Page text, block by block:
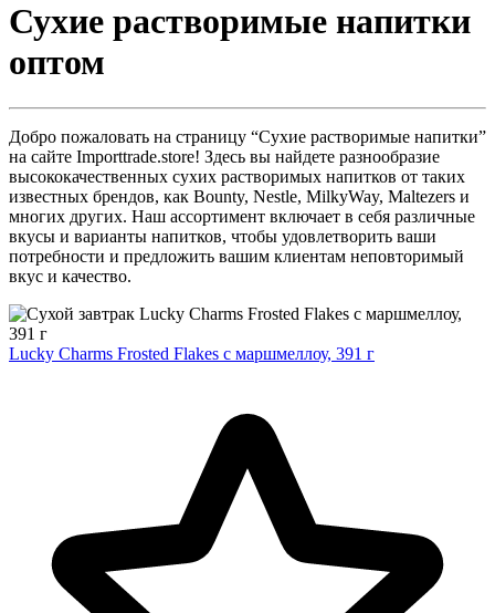
Сухие растворимые напитки
оптом
Добро пожаловать на страницу “Сухие растворимые напитки”
на сайте Importtrade.store! Здесь вы найдете разнообразие
высококачественных сухих растворимых напитков от таких
известных брендов, как Bounty, Nestle, MilkyWay, Maltezers и
многих других. Наш ассортимент включает в себя различные
вкусы и варианты напитков, чтобы удовлетворить ваши
потребности и предложить вашим клиентам неповторимый
вкус и качество.
Lucky Charms Frosted Flakes с маршмеллоу, 391 г